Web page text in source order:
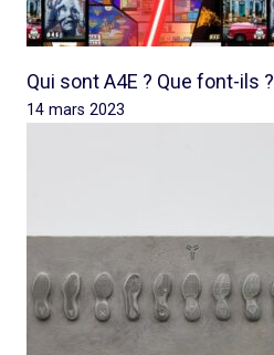
Qui sont A4E ? Que font-ils ?
14 mars 2023